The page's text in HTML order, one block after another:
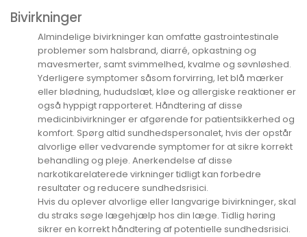
Bivirkninger
Almindelige bivirkninger kan omfatte gastrointestinale
problemer som halsbrand, diarré, opkastning og
mavesmerter, samt svimmelhed, kvalme og søvnløshed.
Yderligere symptomer såsom forvirring, let blå mærker
eller blødning, hududslæt, kløe og allergiske reaktioner er
også hyppigt rapporteret. Håndtering af disse
medicinbivirkninger er afgørende for patientsikkerhed og
komfort. Spørg altid sundhedspersonalet, hvis der opstår
alvorlige eller vedvarende symptomer for at sikre korrekt
behandling og pleje. Anerkendelse af disse
narkotikarelaterede virkninger tidligt kan forbedre
resultater og reducere sundhedsrisici.
Hvis du oplever alvorlige eller langvarige bivirkninger, skal
du straks søge lægehjælp hos din læge. Tidlig høring
sikrer en korrekt håndtering af potentielle sundhedsrisici.